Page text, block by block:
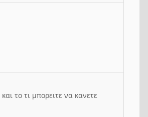
το τι μπορειτε να κανετε